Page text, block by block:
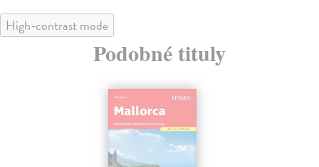
High-contrast mode
Podobné tituly